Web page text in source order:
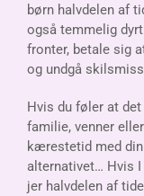
børn halvdelen af
også temmelig
fronter, betale sig
og undgå
Hvis du føler at det
familie, venner
kærestetid med
alternativet… Hvis
jer halvdelen af